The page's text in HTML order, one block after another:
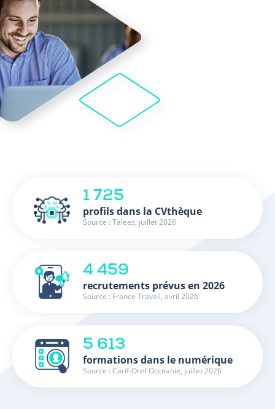
1 725
profils dans la CVthèque
Source : Taleez, juillet 2026
4 459
recrutements prévus en 2026
Source : France Travail, avril 2026
5 613
formations dans le numérique
Source : Carif-Oref Occitanie, juillet 2026